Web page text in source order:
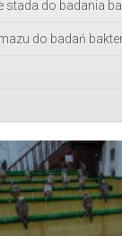
stada do badania
do badań